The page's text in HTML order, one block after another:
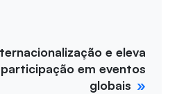
e eleva
em eventos
globais